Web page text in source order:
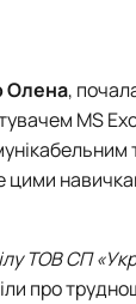
Олена,
MS
цими
ТОВ СП
про